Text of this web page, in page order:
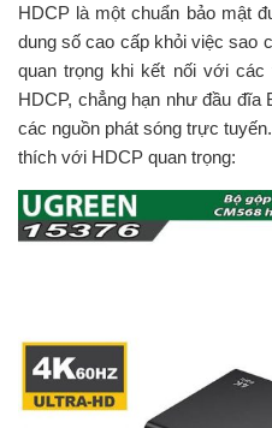
HDCP là một chuẩn bảo mật
dung số cao cấp khỏi việc sao
quan trọng khi kết nối với
HDCP, chẳng hạn như đầu đĩa
các nguồn phát sóng trực
thích với HDCP quan trọng: